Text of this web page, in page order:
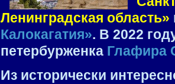
Ленинградская область»
Калокагатия». В 2022
петербурженка Глафира
Из исторически